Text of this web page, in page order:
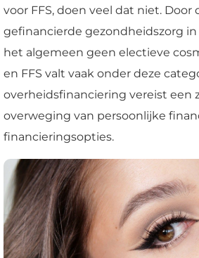
voor FFS, doen veel dat niet. Door
gefinancierde gezondheidszorg
het algemeen geen electieve
en FFS valt vaak onder deze
overheidsfinanciering vereist een
overweging van persoonlijke
financieringsopties.